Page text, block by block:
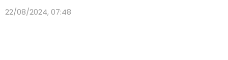
22/08/2024, 07:48